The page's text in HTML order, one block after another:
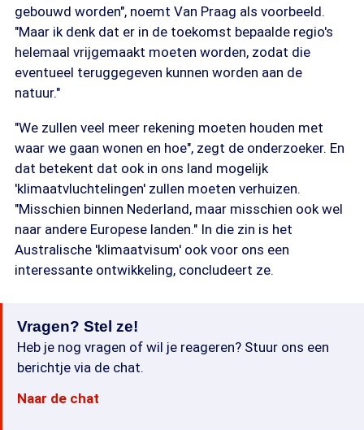
gebouwd worden", noemt Van Praag als voorbeeld.
"Maar ik denk dat er in de toekomst bepaalde regio's
helemaal vrijgemaakt moeten worden, zodat die
eventueel teruggegeven kunnen worden aan de
natuur."
"We zullen veel meer rekening moeten houden met
waar we gaan wonen en hoe", zegt de onderzoeker. En
dat betekent dat ook in ons land mogelijk
'klimaatvluchtelingen' zullen moeten verhuizen.
"Misschien binnen Nederland, maar misschien ook wel
naar andere Europese landen." In die zin is het
Australische 'klimaatvisum' ook voor ons een
interessante ontwikkeling, concludeert ze.
Vragen? Stel ze!
Heb je nog vragen of wil je reageren? Stuur ons een
berichtje via de chat.
Naar de chat